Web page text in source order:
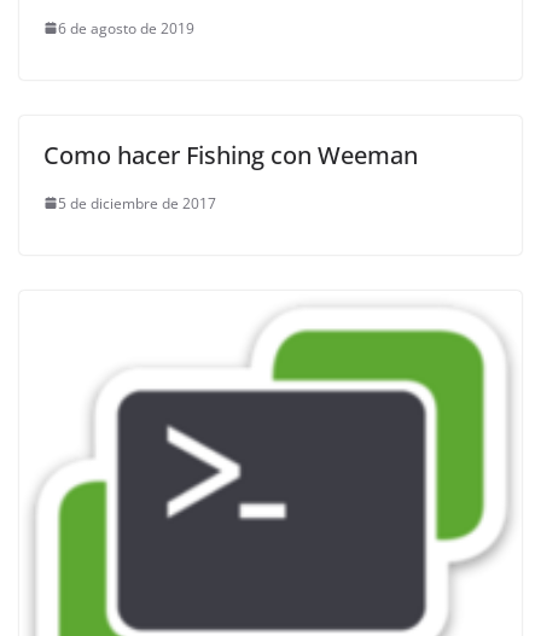
6 de agosto de 2019
Como hacer Fishing con Weeman
5 de diciembre de 2017